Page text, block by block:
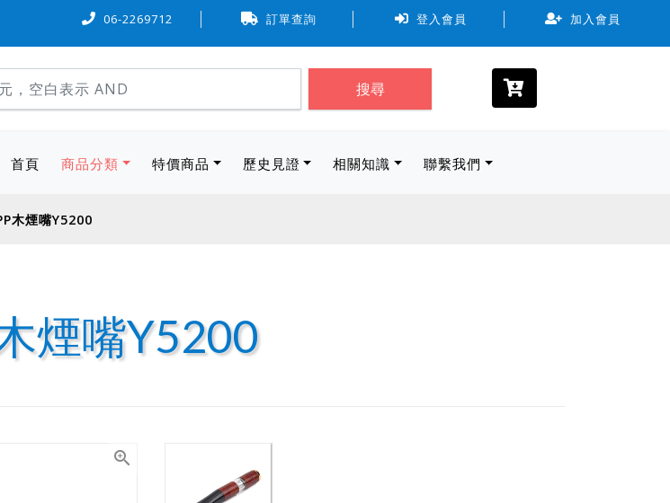
』購物，歡迎多加利用。 本站物流方式，可使用7-11、全家、萊爾富。取貨物流規範尺寸最長
06-2269712 訂單查詢 登入會員 加入會員
搜尋
首頁(current)
商品分類 特價商品 歷史見證 相關知識 聯繫我們
木煙嘴Y5200
煙嘴Y5200